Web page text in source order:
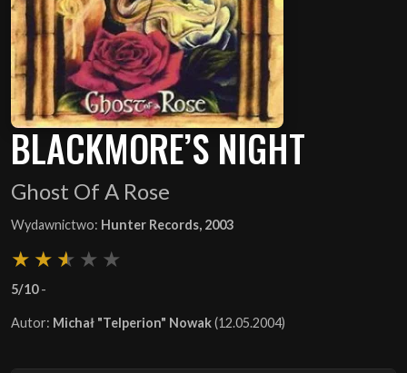
BLACKMORE’S NIGHT
Ghost Of A Rose
Wydawnictwo: Hunter Records, 2003
5/10-
Autor: Michał "Telperion" Nowak(12.05.2004)